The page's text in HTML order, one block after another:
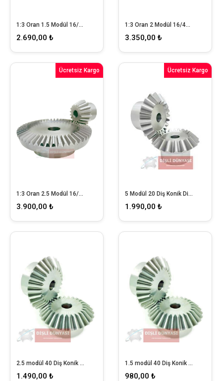
1:3 Oran 1.5 Modül 16/48 Konik Dişli Takımı
2.690,00 ₺
1:3 Oran 2 Modül 16/48 Konik Dişli Takımı
3.350,00 ₺
1:3 Oran 2.5 Modül 16/48 Konik Dişli Takımı
3.900,00 ₺
Ücretsiz Kargo
5 Modül 20 Diş Konik Dişli
1.990,00 ₺
Ücretsiz Kargo
2.5 modül 40 Diş Konik Dişli
1.490,00 ₺
1.5 modül 40 Diş Konik Dişli
980,00 ₺